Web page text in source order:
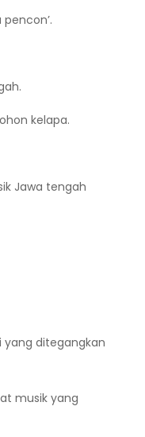
kelapa.
Jawa tengah
ditegangkan
musik yang